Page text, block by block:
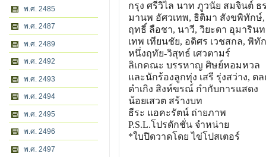
พ.ศ. 2485
พ.ศ. 2487
พ.ศ. 2489
พ.ศ. 2492
พ.ศ. 2493
พ.ศ. 2494
พ.ศ. 2495
พ.ศ. 2496
พ.ศ. 2497
กรุง ศรีวิไล นาท ภูวนัย สมจินต์ ธ
มานพ อัศวเทพ, ธิติมา สังขพิทัก
ฤทธิ์ ลือชา, นาวี, วิยะดา อุมาริน
เทพ เทียนชัย, อดิศร เวชสกล, พิ
หนึ่งฤทัย-วิสุทธ์ เศวตามร์
ลิเกคณะ บรรหาญ ศิษย์หอมหวล
และนักร้องลูกทุ่ง เสรี รุ่งสว่าง, ต
ดำเกิง สิงห์ขรณ์ กำกับการแสดง
น้อยเสวต สร้างบท
ธีระ แอคะรัตน์ ถ่ายภาพ
P.S.L.โปรดักชั่น จำหน่าย
*ใบปิดวาดโดย ไข่โปสเตอร์